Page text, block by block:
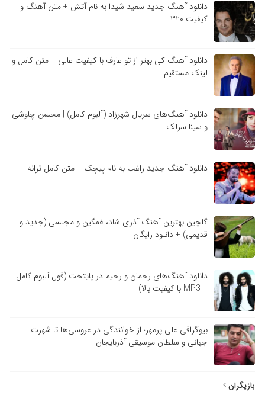
دانلود آهنگ جدید سعید شیدا به نام آتش + متن آهنگ و
کیفیت ۳۲۰
دانلود آهنگ کی بهتر از تو عارف با کیفیت عالی + متن کامل و
لینک مستقیم
دانلود آهنگ‌های سریال شهرزاد (آلبوم کامل) | محسن چاوشی
و سینا سرلک
دانلود آهنگ جدید راغب به نام پیچک + متن کامل ترانه
گلچین بهترین آهنگ آذری شاد، غمگین و مجلسی (جدید و
قدیمی) + دانلود رایگان
دانلود آهنگ‌های رحمان و رحیم در پایتخت (فول آلبوم کامل
+ MP3 با کیفیت بالا)
بیوگرافی علی پرمهر؛ از خوانندگی در عروسی‌ها تا شهرت
جهانی و سلطان موسیقی آذربایجان
بازیگران